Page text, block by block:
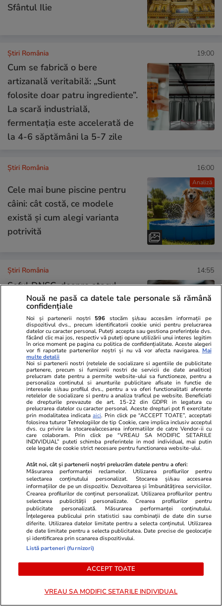
Sfântul Ilie
Știri România 19:00
Cum se fabrică o bere
artizanală veritabilă: „Sunt
folosite doar patru ingrediente”.
La scară industrială,
fermentația este accelerată de
la 4-6 săptămâni la 5-7 zile
Analiză
Știri România 16:00
Cele mai bune piscine pentru
câini: cât costă, ce modele
există și cum alegi varianta
potrivită
Știri România 14:55
Șeful DNSC, despre atacul
cibernetic de la Cadastru:
„Atacatorul a fost norocos, i s-
au aliniat planetele.” Când
revine sistemul online ANCPI
Știri România 13:46
50 de ani de când Nadia
Comăneci a obţinut primul 10
din istoria Jocurilor Olimpice, la
Montreal 1976, în comentariul
lui Cristian Țopescu
09:00
Va reuși România să-și păstreze
rating-ul la nivelul Botswanei?
E asumată treaba!
Opinii 08:00
Nouă ne pasă ca datele tale personale să rămână
confidențiale
Noi și partenerii noștri 596 stocăm și/sau accesăm informații pe
dispozitivul dvs., precum identificatorii cookie unici pentru prelucrarea
datelor cu caracter personal. Puteți accepta sau gestiona preferințele dvs.
făcând clic mai jos, respectiv vă puteți opune utilizării unui interes legitim
în orice moment pe pagina cu politica de confidențialitate. Aceste alegeri
vor fi raportate partenerilor noștri și nu vă vor afecta navigarea. Mai
multe detalii
Noi si partenerii nostri (retelele de socializare si agentiile de publicitate
partenere, precum si furnizorii nostri de servicii de date analitice)
prelucram date pentru a permite website-ului sa functioneze, pentru a
personaliza continutul si anunturile publicitare afisate in functie de
interesele si/sau profilul dvs., pentru a va oferi functionalitati aferente
retelelor de socializare si pentru a analiza traficul pe website. Beneficiati
de drepturile prevazute de art. 15-22 din GDPR in legatura cu
prelucrarea datelor cu caracter personal. Aceste drepturi pot fi exercitate
prin modalitatea indicataaici. Prin click pe “ACCEPT TOATE”, acceptati
folosirea tuturor Tehnologiilor de tip Cookie, care implica inclusiv acceptul
dvs. cu privire la stocarea/accesarea informatiilor de catre Vendor-ii cu
care colaboram. Prin click pe “VREAU SA MODIFIC SETARILE
INDIVIDUAL” puteti schimba preferintele in mod individual, mai putin
cele legate de cookie strict necesare pentru functionarea website-ului.
Atât noi, cât și partenerii noștri prelucrăm datele pentru a oferi:
Măsurarea performanței reclamelor. Utilizarea profilurilor pentru
selectarea conținutului personalizat. Stocarea și/sau accesarea
informațiilor de pe un dispozitiv. Dezvoltarea și îmbunătățirea serviciilor.
Crearea profilurilor de conținut personalizat. Utilizarea profilurilor pentru
selectarea publicității personalizate. Crearea profilurilor pentru
publicitate personalizată. Măsurarea performanței conținutului.
Înțelegerea publicului prin statistici sau combinații de date din surse
diferite. Utilizarea datelor limitate pentru a selecta conținutul. Utilizarea
de date limitate pentru a selecta publicitatea. Date precise de geolocație
și identificarea prin scanarea dispozitivului.
Listă parteneri (furnizori)
ACCEPT TOATE
VREAU SA MODIFIC SETARILE INDIVIDUAL